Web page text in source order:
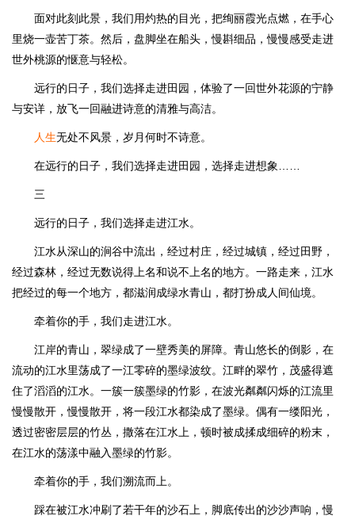
面对此刻此景，我们用灼热的目光，把绚丽霞光点燃，在手心
里烧一壶苦丁茶。然后，盘脚坐在船头，慢斟细品，慢慢感受走进
世外桃源的惬意与轻松。
远行的日子，我们选择走进田园，体验了一回世外花源的宁静
与安详，放飞一回融进诗意的清雅与高洁。
人生无处不风景，岁月何时不诗意。
在远行的日子，我们选择走进田园，选择走进想象……
三
远行的日子，我们选择走进江水。
江水从深山的涧谷中流出，经过村庄，经过城镇，经过田野，
经过森林，经过无数说得上名和说不上名的地方。一路走来，江水
把经过的每一个地方，都滋润成绿水青山，都打扮成人间仙境。
牵着你的手，我们走进江水。
江岸的青山，翠绿成了一壁秀美的屏障。青山悠长的倒影，在
流动的江水里荡成了一江零碎的墨绿波纹。江畔的翠竹，茂盛得遮
住了滔滔的江水。一簇一簇墨绿的竹影，在波光粼粼闪烁的江流里
慢慢散开，慢慢散开，将一段江水都染成了墨绿。偶有一缕阳光，
透过密密层层的竹丛，撒落在江水上，顿时被成揉成细碎的粉末，
在江水的荡漾中融入墨绿的竹影。
牵着你的手，我们溯流而上。
踩在被江水冲刷了若干年的沙石上，脚底传出的沙沙声响，慢